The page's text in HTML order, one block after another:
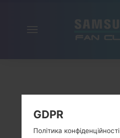
GDPR
Політика конфіденційності